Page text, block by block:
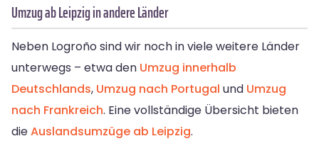
Umzug ab Leipzig in andere Länder
Neben Logroño sind wir noch in viele weitere Länder
unterwegs – etwa den Umzug innerhalb
Deutschlands, Umzug nach Portugal und Umzug
nach Frankreich. Eine vollständige Übersicht bieten
dieAuslandsumzüge ab Leipzig.